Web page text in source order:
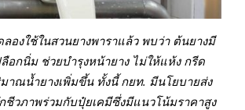
องใช้ในสวนยางพาราแล้ว พบว่า ต้นยางมี
อกนิ่ม ช่วยบำรุงหน้ายาง ไม่ให้แห้ง กรีด
าณน้ำยางเพิ่มขึ้น ทั้งนี้กยท. มีนโยบายส่ง
ชีวภาพร่วมกับปุ๋ยเคมีซึ่งมีแนวโน้มราคาสูง